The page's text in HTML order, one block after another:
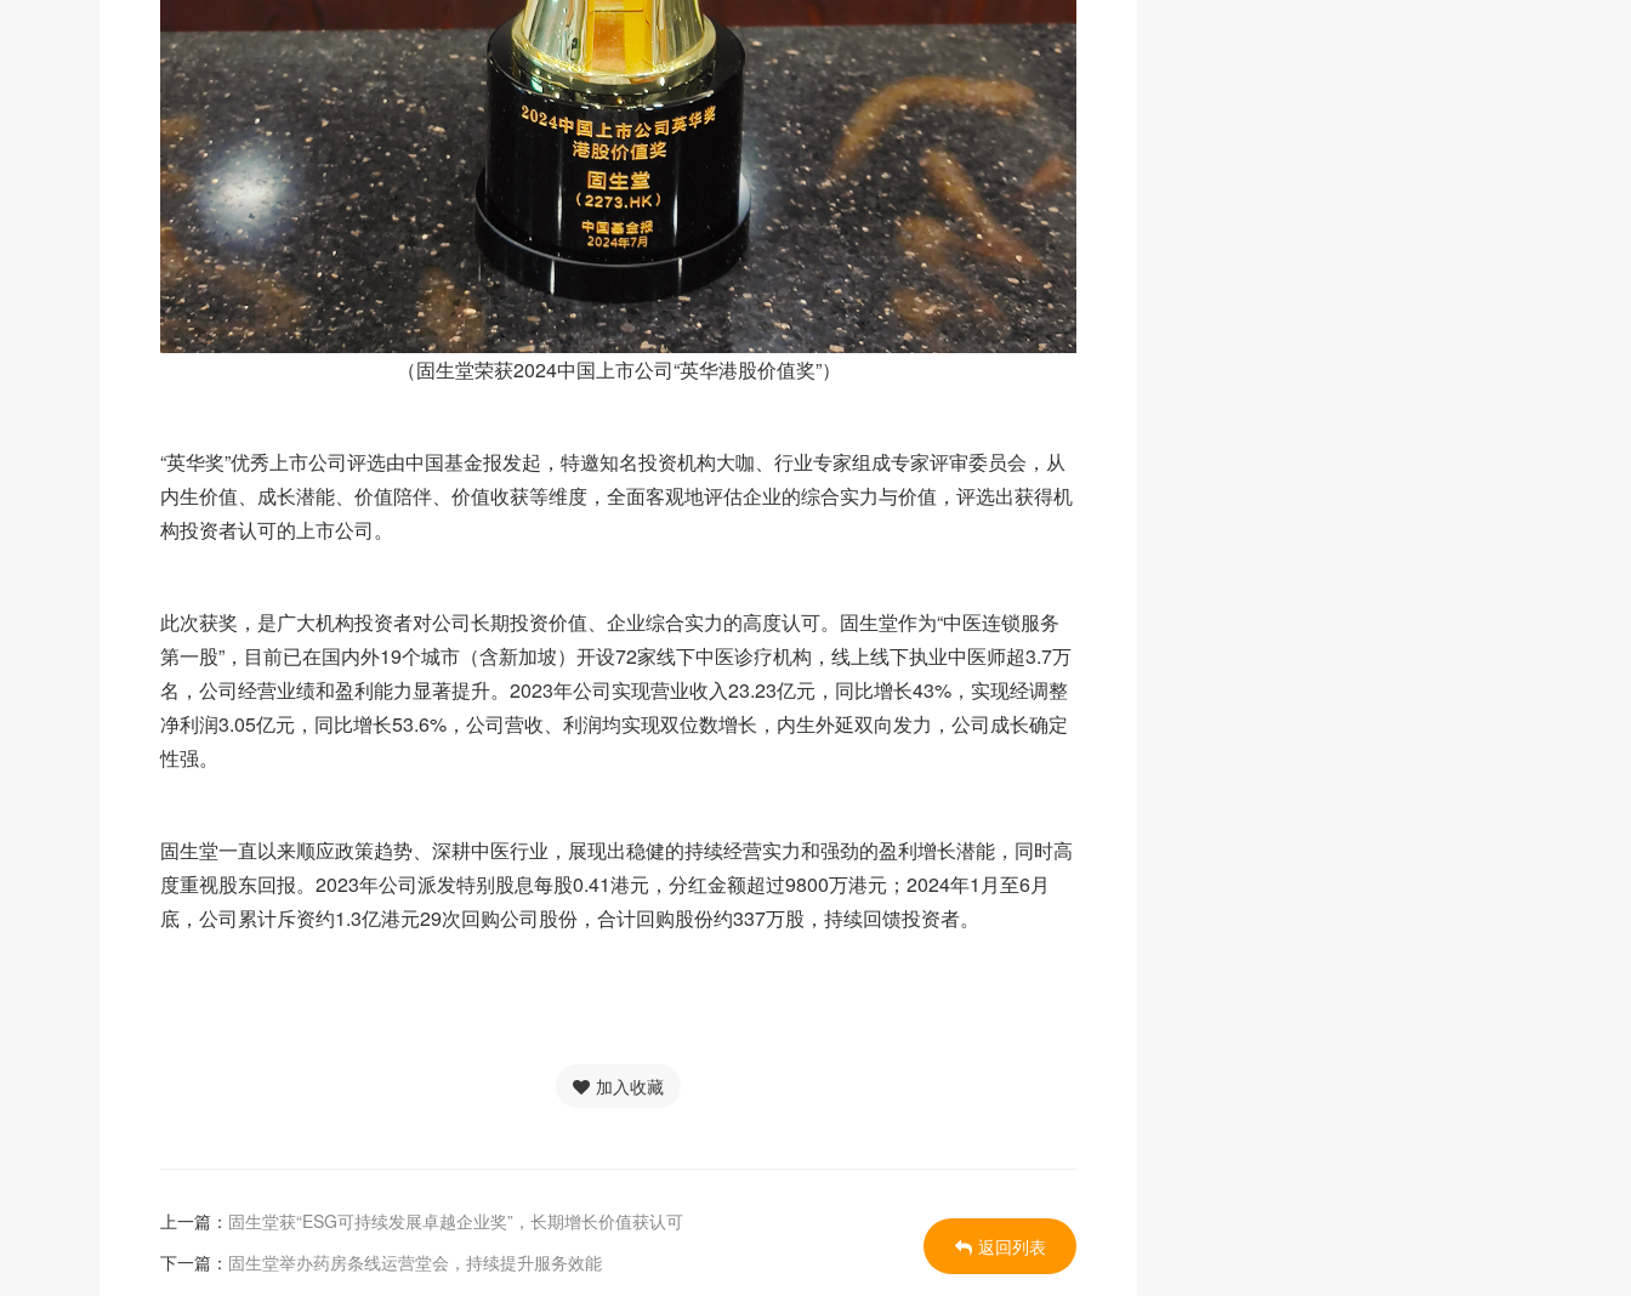
（固生堂荣获2024中国上市公司“英华港股价值奖”）
“英华奖”优秀上市公司评选由中国基金报发起，特邀知名投资机构大咖、行业专家组成专家评审委员会，从
内生价值、成长潜能、价值陪伴、价值收获等维度，全面客观地评估企业的综合实力与价值，评选出获得机
构投资者认可的上市公司。
此次获奖，是广大机构投资者对公司长期投资价值、企业综合实力的高度认可。固生堂作为“中医连锁服务
第一股”，目前已在国内外19个城市（含新加坡）开设72家线下中医诊疗机构，线上线下执业中医师超3.7万
名，公司经营业绩和盈利能力显著提升。2023年公司实现营业收入23.23亿元，同比增长43%，实现经调整
净利润3.05亿元，同比增长53.6%，公司营收、利润均实现双位数增长，内生外延双向发力，公司成长确定
性强。
固生堂一直以来顺应政策趋势、深耕中医行业，展现出稳健的持续经营实力和强劲的盈利增长潜能，同时高
度重视股东回报。2023年公司派发特别股息每股0.41港元，分红金额超过9800万港元；2024年1月至6月
底，公司累计斥资约1.3亿港元29次回购公司股份，合计回购股份约337万股，持续回馈投资者。
加入收藏
上一篇： 固生堂获“ESG可持续发展卓越企业奖”，长期增长价值获认可
下一篇： 固生堂举办药房条线运营堂会，持续提升服务效能
返回列表